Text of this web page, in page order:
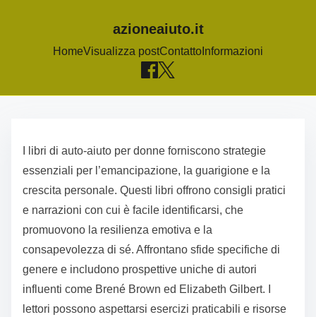
azioneaiuto.it
HomeVisualizza postContatto Informazioni
I libri di auto-aiuto per donne forniscono strategie
essenziali per l’emancipazione, la guarigione e la
crescita personale. Questi libri offrono consigli pratici
e narrazioni con cui è facile identificarsi, che
promuovono la resilienza emotiva e la
consapevolezza di sé. Affrontano sfide specifiche di
genere e includono prospettive uniche di autori
influenti come Brené Brown ed Elizabeth Gilbert. I
lettori possono aspettarsi esercizi praticabili e risorse